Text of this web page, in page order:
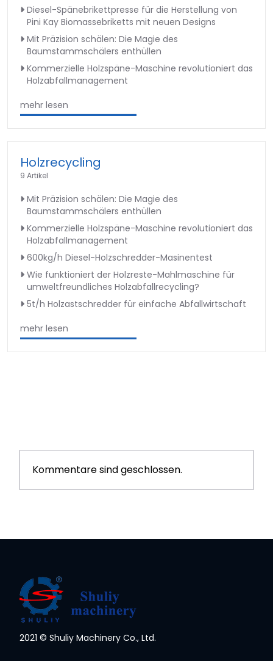
Diesel-Spänebrikettpresse für die Herstellung von
Pini Kay Biomassebriketts mit neuen Designs
Mit Präzision schälen: Die Magie des
Baumstammschälers enthüllen
Kommerzielle Holzspäne-Maschine revolutioniert das
Holzabfallmanagement
mehr lesen
Holzrecycling
9 Artikel
Mit Präzision schälen: Die Magie des
Baumstammschälers enthüllen
Kommerzielle Holzspäne-Maschine revolutioniert das
Holzabfallmanagement
600kg/h Diesel-Holzschredder-Masinentest
Wie funktioniert der Holzreste-Mahlmaschine für
umweltfreundliches Holzabfallrecycling?
5t/h Holzastschredder für einfache Abfallwirtschaft
mehr lesen
Kommentare sind geschlossen.
2021 © Shuliy Machinery Co., Ltd.